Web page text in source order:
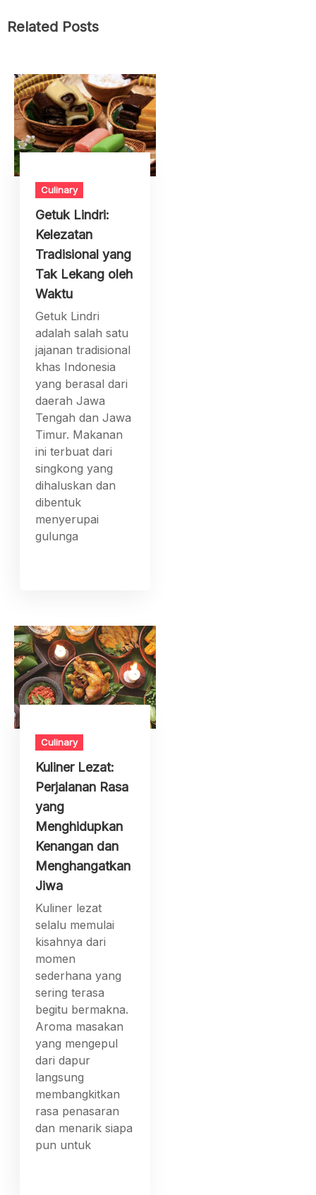
Related Posts
Culinary
Getuk Lindri:
Kelezatan
Tradisional yang
Tak Lekang oleh
Waktu
Getuk Lindri
adalah salah satu
jajanan tradisional
khas Indonesia
yang berasal dari
daerah Jawa
Tengah dan Jawa
Timur. Makanan
ini terbuat dari
singkong yang
dihaluskan dan
dibentuk
menyerupai
gulunga
Culinary
Kuliner Lezat:
Perjalanan Rasa
yang
Menghidupkan
Kenangan dan
Menghangatkan
Jiwa
Kuliner lezat
selalu memulai
kisahnya dari
momen
sederhana yang
sering terasa
begitu bermakna.
Aroma masakan
yang mengepul
dari dapur
langsung
membangkitkan
rasa penasaran
dan menarik siapa
pun untuk